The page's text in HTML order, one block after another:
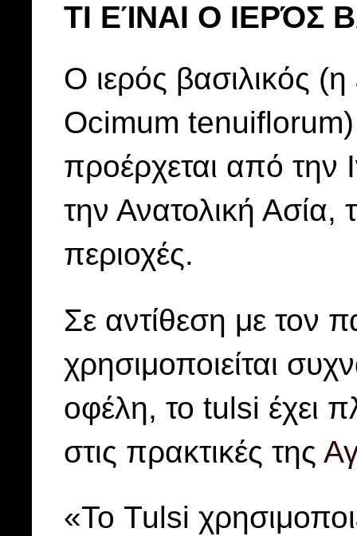
ΤΙ ΕΊΝΑΙ Ο ΙΕΡΌΣ
Ο ιερός βασιλικός (η
Ocimum tenuiflorum)
προέρχεται από την
την Ανατολική Ασία,
περιοχές.
Σε αντίθεση με τον
χρησιμοποιείται
οφέλη, το tulsi έχει
στις πρακτικές της
«Το Tulsi